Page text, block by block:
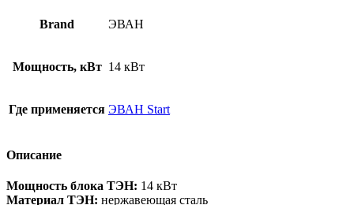
кВтBrand ЭВАН
Мощность, кВт 14 кВт
Где применяется ЭВАН Start
Описание
Мощность блока ТЭН: 14 кВт
Материал ТЭН: нержавеющая сталь